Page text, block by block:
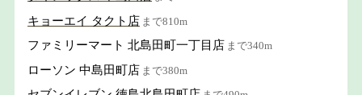
キョーエイ タクト店 まで810m
ファミリーマート 北島田町一丁目店 まで340m
ローソン 中島田町店 まで380m